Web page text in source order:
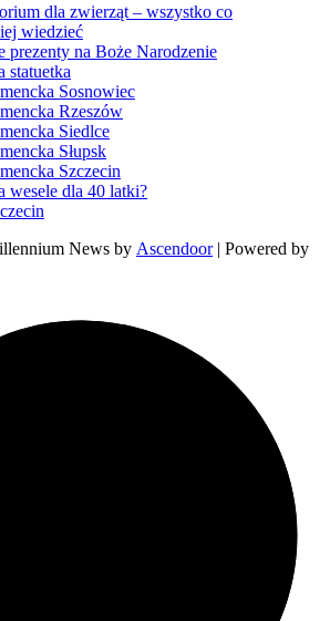
dla zwierząt – wszystko co
wiedzieć
prezenty na Boże Narodzenie
statuetka
Sosnowiec
Rzeszów
Siedlce
Słupsk
Szczecin
wesele dla 40 latki?
News by Ascendoor| Powered by